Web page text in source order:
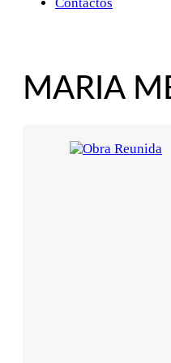
MARIA